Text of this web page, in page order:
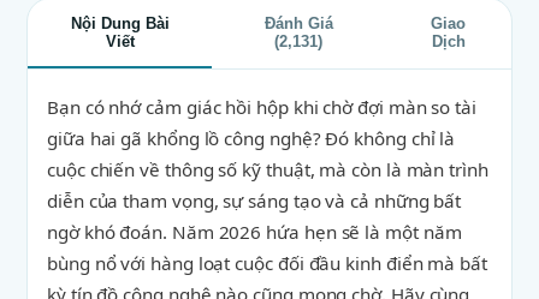
Nội Dung Bài
Viết
Đánh Giá
(2,131)
Giao
Dịch
Bạn có nhớ cảm giác hồi hộp khi chờ đợi màn so tài
giữa hai gã khổng lồ công nghệ? Đó không chỉ là
cuộc chiến về thông số kỹ thuật, mà còn là màn trình
diễn của tham vọng, sự sáng tạo và cả những bất
ngờ khó đoán. Năm 2026 hứa hẹn sẽ là một năm
bùng nổ với hàng loạt cuộc đối đầu kinh điển mà bất
kỳ tín đồ công nghệ nào cũng mong chờ. Hãy cùng